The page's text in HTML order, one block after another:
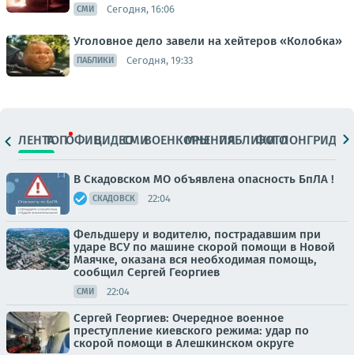
СМИ Сегодня, 16:06
Уголовное дело завели на хейтеров «Колобка»
ПАБЛИКИ Сегодня, 19:33
ЛЕНТАТОПОФИЦ.ВИДЕОСМИВОЕНКОРЫМНЕНИЯПАБЛИКИ
ФОТОЛОНГРИДЫ
В Скадовском МО объявлена опасность БпЛА !
СКАДОВСК 22:04
Фельдшеру и водителю, пострадавшим при
ударе ВСУ по машине скорой помощи в Новой
Маячке, оказана вся необходимая помощь,
сообщил Сергей Георгиев
СМИ 22:04
Сергей Георгиев: Очередное военное
преступление киевского режима: удар по
скорой помощи в Алешкинском округе